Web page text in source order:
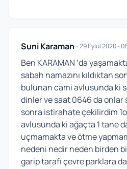
Suni Karaman•29 Eylül 2020 -
Ben KARAMAN ‘da
sabah namazını kıldıktan
bulunan cami avlusunda ki
dinler ve saat 0646 da
sonra istirahate çekilirdim
avlusunda ki ağaçta 1 tane
uçmamakta ve ötme
nedeni nedir neden birden
garip tarafı çevre parklara